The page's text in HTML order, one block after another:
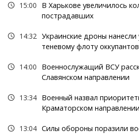
15:00
В Харькове увеличилось
пострадавших
14:32 Украинские дроны
теневому флоту оккупантов
14:00
Военнослужащий ВСУ
Славянском направлении
13:34 Военный назвал
Краматорском направлении
13:04 Силы обороны поразили